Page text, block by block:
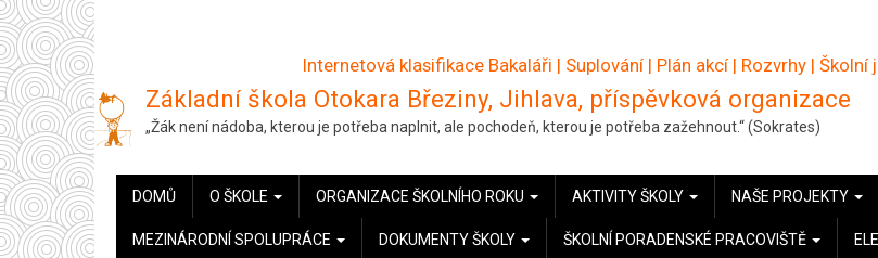
Přejít
k
hlavnímu
obsahu
Internetová klasifikace Bakaláři | Suplování | Plán akcí | Rozvrhy | Školní
Základní škola Otokara Březiny, Jihlava, příspěvková organizace
„Žák není nádoba, kterou je potřeba naplnit, ale pochodeň, kterou je potřeba zažehnout.“ (Sokrates)
HLAVNÍ
NAVIGACE
DOMŮ O ŠKOLE ORGANIZACE ŠKOLNÍHO ROKU AKTIVITY ŠKOLY NAŠE PROJEKTY
MEZINÁRODNÍ SPOLUPRÁCE DOKUMENTY ŠKOLY ŠKOLNÍ PORADENSKÉ PRACOVIŠTĚ